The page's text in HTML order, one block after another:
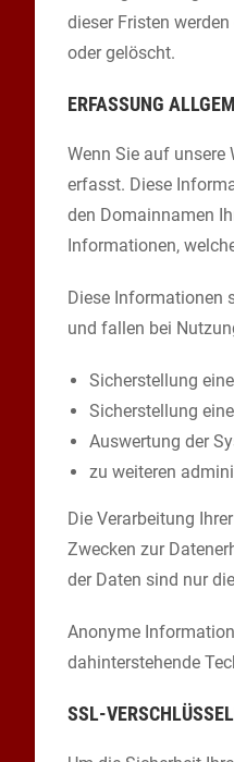
dieser Fristen
oder gelöscht.
ERFASSUNG
Wenn Sie auf
erfasst. Diese
den Domainnamen
Informationen,
Diese Informationen
und fallen bei
Sicherstellung
Sicherstellung
Auswertung der
zu weiteren
Die Verarbeitung
Zwecken zur
der Daten sind nur
Anonyme
dahinterstehende
SSL-